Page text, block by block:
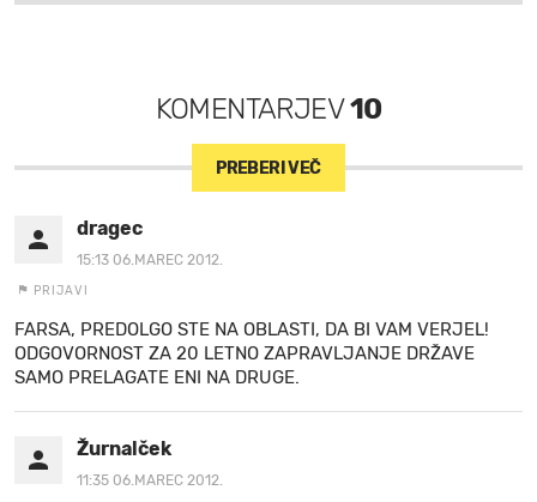
KOMENTARJEV10
PREBERI VEČ
dragec
15:13 06.MAREC 2012.
PRIJAVI
FARSA, PREDOLGO STE NA OBLASTI, DA BI VAM VERJEL!
ODGOVORNOST ZA 20 LETNO ZAPRAVLJANJE DRŽAVE
SAMO PRELAGATE ENI NA DRUGE.
Žurnalček
11:35 06.MAREC 2012.